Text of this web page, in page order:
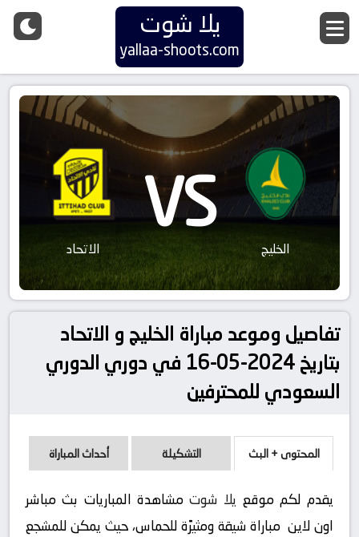
يلا شوت
yallaa-shoots.com
الخليج VS الاتحاد
تفاصيل وموعد مباراة الخليج و الاتحاد
بتاريخ 2024-05-16 في دوري الدوري
السعودي للمحترفين
المحتوى + البث التشكيلة أحداث المباراة
يقدم لكم موقع يلا شوت مشاهدة المباريات بث مباشر
اون لاين مباراة شيقة ومثيرًة للحماس، حيث يمكن للمشجع